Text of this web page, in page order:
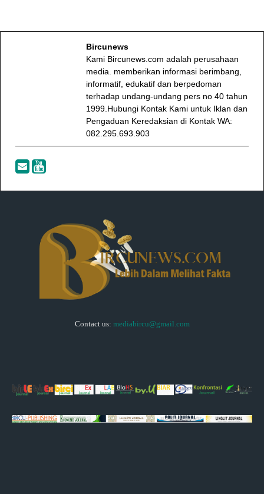
Bircunews
Kami Bircunews.com adalah perusahaan
media. memberikan informasi berimbang,
informatif, edukatif dan berpedoman
terhadap undang-undang pers no 40 tahun
1999.Hubungi Kontak Kami untuk Iklan dan
Pengaduan Keredaksian di Kontak WA:
082.295.693.903
Contact us: mediabircu@gmail.com